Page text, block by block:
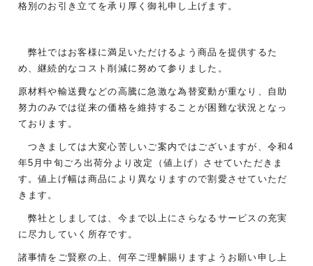
格別のお引き立てを承り厚く御礼申し上げます。
弊社ではお客様に満足いただけるよう商品を提供するた
め、継続的なコスト削減に努めて参りました。
原材料や輸送費などの高騰に急激な為替変動が重なり、自助
努力のみでは従来の価格を維持することが困難な状況となっ
ております。
つきましては大変心苦しいご案内ではございますが、令和4
年5月中旬ごろ出荷分より改定（値上げ）させていただきま
す。値上げ幅は商品により異なりますので割愛させていただ
きます。
弊社としましては、今まで以上にさらなるサービスの充実
に尽力していく所存です。
諸事情をご賢察の上、何卒ご理解賜りますようお願い申し上